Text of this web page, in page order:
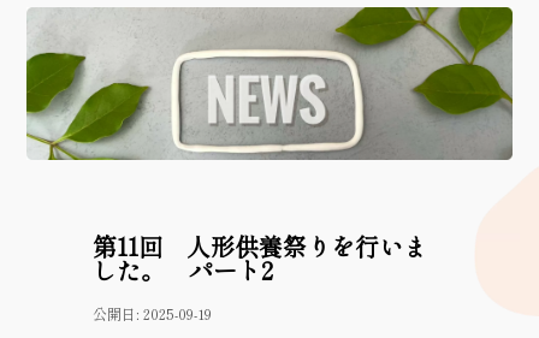
処
分
で
き
る
も
第11回 人形供養祭りを行いま
した。 パート2
公開日: 2025-09-19